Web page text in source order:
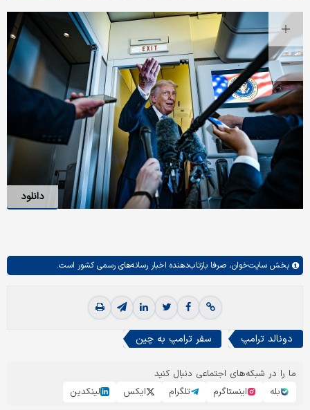
دانلود
بخش سایت‌خوان، صرفا بازتاب‌دهنده اخبار رسانه‌های رسمی کشور است.
دونالد ترامپ سفر ترامپ به چین
ما را در شبکه‌های اجتماعی دنبال کنید
بله
اینستاگرم تلگرام ایکس لینکدین